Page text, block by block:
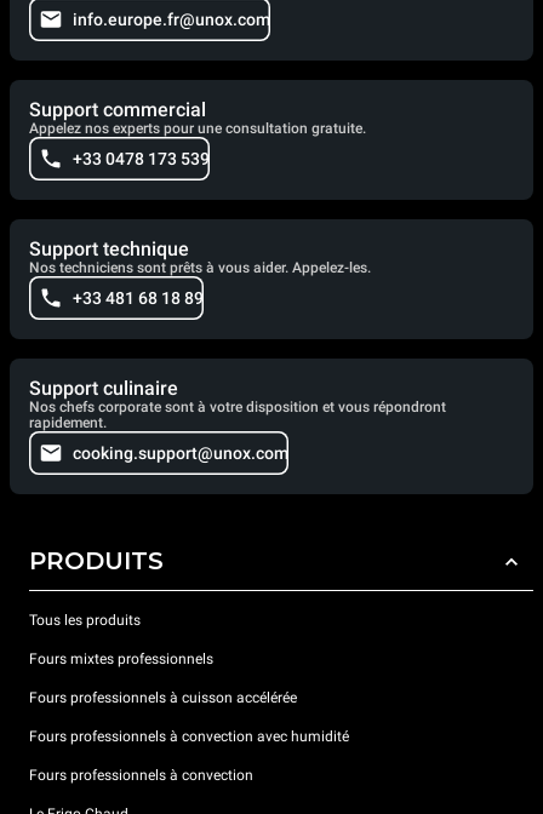
info.europe.fr@unox.com
Support commercial
Appelez nos experts pour une consultation gratuite.
+33 0478 173 539
Support technique
Nos techniciens sont prêts à vous aider. Appelez-les.
+33 481 68 18 89
Support culinaire
Nos chefs corporate sont à votre disposition et vous répondront
rapidement.
cooking.support@unox.com
PRODUITS
Tous les produits
Fours mixtes professionnels
Fours professionnels à cuisson accélérée
Fours professionnels à convection avec humidité
Fours professionnels à convection